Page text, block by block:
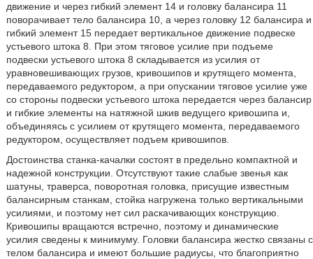
движение и через гибкий элемент 14 и головку балансира 11
поворачивает тело балансира 10, а через головку 12 балансира и
гибкий элемент 15 передает вертикальное движение подвеске
устьевого штока 8. При этом тяговое усилие при подъеме
подвески устьевого штока 8 складывается из усилия от
уравновешивающих грузов, кривошипов и крутящего момента,
передаваемого редуктором, а при опускании тяговое усилие уже
со стороны подвески устьевого штока передается через балансир
и гибкие элементы на натяжной шкив ведущего кривошипа и,
объединяясь с усилием от крутящего момента, передаваемого
редуктором, осуществляет подъем кривошипов.
Достоинства станка-качалки состоят в предельно компактной и
надежной конструкции. Отсутствуют такие слабые звенья как
шатуны, траверса, поворотная головка, присущие известным
балансирным станкам, стойка нагружена только вертикальными
усилиями, и поэтому нет сил раскачивающих конструкцию.
Кривошипы вращаются встречно, поэтому и динамические
усилия сведены к минимуму. Головки балансира жестко связаны с
телом балансира и имеют большие радиусы, что благоприятно